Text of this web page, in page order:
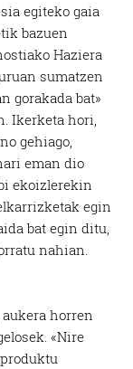
egiteko gaia
bazuen
Haziera
sumatzen
gorakada bat»
Ikerketa hori,
gehiago,
eman dio
ekoizlerekin
egin
bat egin ditu,
nahian.
horren
«Nire